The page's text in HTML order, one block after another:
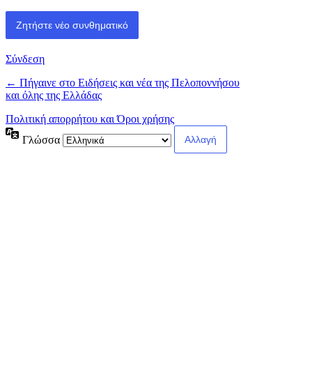
Σύνδεση
← Πήγαινε στο Ειδήσεις και νέα της Πελοποννήσου
και όλης της Ελλάδας
Πολιτική απορρήτου και Όροι χρήσης
Γλώσσα